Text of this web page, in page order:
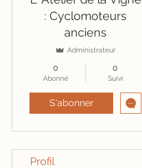
: Cyclomoteurs
anciens
Administrateur
0
Abonné
0
Suivi
S'abonner
Profil